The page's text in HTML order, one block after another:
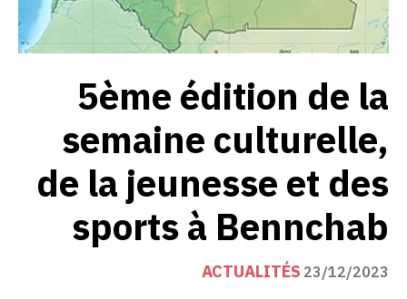
5ème édition de la
semaine culturelle,
de la jeunesse et des
sports à Bennchab
ACTUALITÉS 23/12/2023